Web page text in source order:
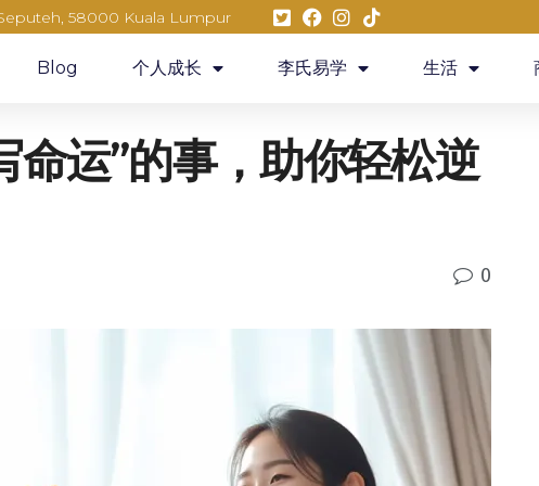
58000 Kuala Lumpur
Blog 个人成长 李氏易学 生活
命运”的事，助你轻松逆
0